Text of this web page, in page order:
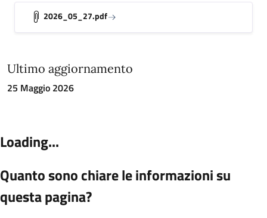
2026_05_27.pdf
Ultimo aggiornamento
25 Maggio 2026